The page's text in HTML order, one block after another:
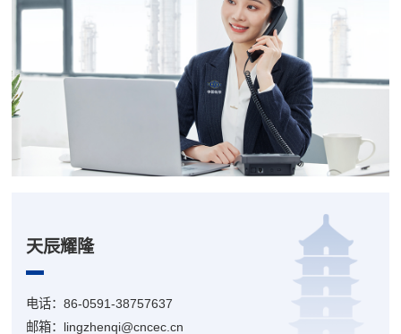
天辰耀隆
电话：86-0591-38757637
邮箱：lingzhenqi@cncec.cn